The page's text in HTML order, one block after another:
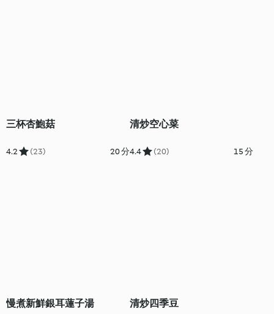
三杯杏鮑菇
4.2 (23) 20 分
清炒空心菜
4.4 (20) 15 分
慢煮新鮮銀耳蓮子湯 清炒四季豆